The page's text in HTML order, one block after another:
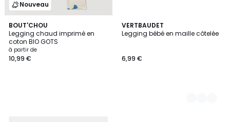
Nouveau
BOUT'CHOU
Legging chaud imprimé en
coton BIO GOTS
à partir de
10,99 €
VERTBAUDET
Legging bébé en maille côtelée
6,99 €
2
Couleurs